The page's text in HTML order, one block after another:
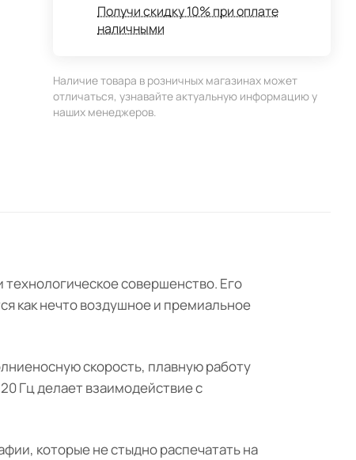
Получи скидку 10% при оплате
наличными
Наличие товара в розничных магазинах может
отличаться, узнавайте актуальную информацию у
наших менеджеров.
совершенство. Его
как нечто воздушное и премиальное
скорость, плавную работу
Гц делает взаимодействие с
которые не стыдно распечатать на